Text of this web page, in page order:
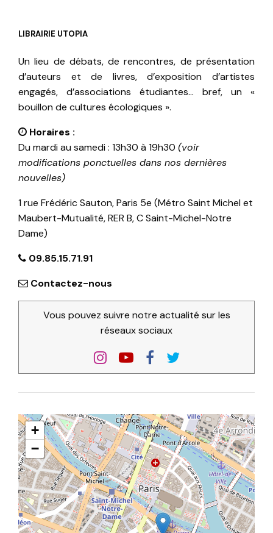
LIBRAIRIE UTOPIA
Un lieu de débats, de rencontres, de présentation
d’auteurs et de livres, d’exposition d’artistes
engagés, d’associations étudiantes… bref, un «
bouillon de cultures écologiques ».
Horaires :
Du mardi au samedi : 13h30 à 19h30 (voir
modifications ponctuelles dans nos dernières
nouvelles)
1 rue Frédéric Sauton, Paris 5e (Métro Saint Michel et
Maubert-Mutualité, RER B, C Saint-Michel-Notre
Dame)
09.85.15.71.91
Contactez-nous
Vous pouvez suivre notre actualité sur les
réseaux sociaux
+
−